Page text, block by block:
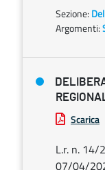
Sezione:
Argomenti:
Scarica
L.r. n. 14/
07/04/